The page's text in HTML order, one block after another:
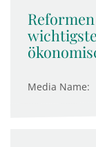
Media Name: